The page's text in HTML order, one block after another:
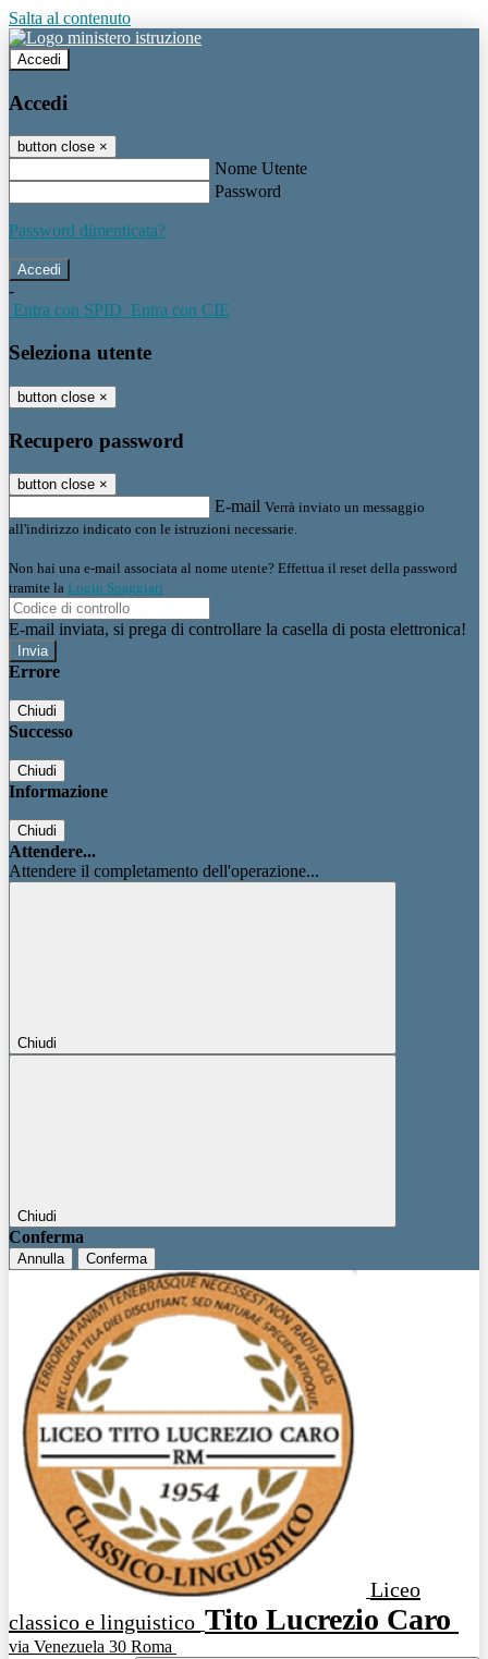
Salta al contenuto
Accedi
Accedi
button close ×
Nome Utente
Password
Password dimenticata?
-
Entra con SPID Entra con CIE
Seleziona utente
button close ×
Recupero password
button close ×
E-mail Verrà inviato un messaggio
all'indirizzo indicato con le istruzioni necessarie.
Non hai una e-mail associata al nome utente? Effettua il reset della password
tramite la Login Spaggiari
E-mail inviata, si prega di controllare la casella di posta elettronica!
Errore
Chiudi
Successo
Chiudi
Informazione
Chiudi
Attendere...
Attendere il completamento dell'operazione...
Chiudi
Chiudi
Conferma
Annulla Conferma
Liceo
classico e linguistico Tito Lucrezio Caro
via Venezuela 30 Roma